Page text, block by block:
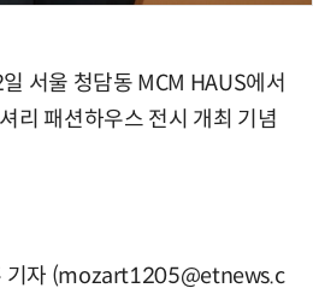
서울 청담동 MCM HAUS에서
리 패션하우스 전시 개최 기념
기자 (mozart1205@etnews.c